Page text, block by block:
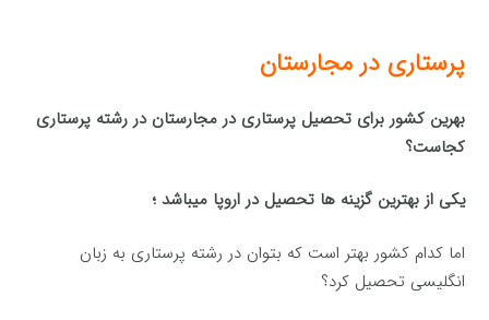
پرستاری در مجارستان
بهرین کشور برای تحصیل پرستاری در مجارستان در رشته پرستاری
کجاست؟
یکی از بهترین گزینه ها تحصیل در اروپا میباشد ؛
اما کدام کشور بهتر است که بتوان در رشته پرستاری به زبان
انگلیسی تحصیل کرد؟